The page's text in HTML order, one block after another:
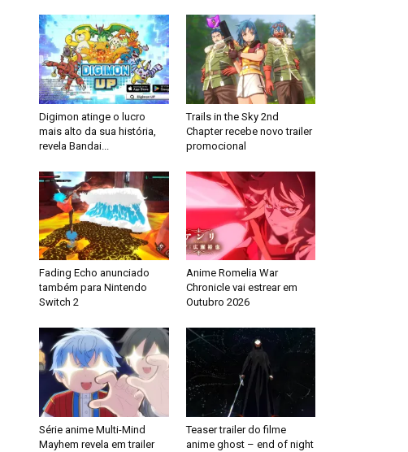
Digimon atinge o lucro
mais alto da sua história,
revela Bandai...
Trails in the Sky 2nd
Chapter recebe novo trailer
promocional
Fading Echo anunciado
também para Nintendo
Switch 2
Anime Romelia War
Chronicle vai estrear em
Outubro 2026
Série anime Multi-Mind
Mayhem revela em trailer
Teaser trailer do filme
anime ghost – end of night